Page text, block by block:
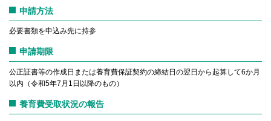
申請方法
必要書類を申込み先に持参
申請期限
公正証書等の作成日または養育費保証契約の締結日の翌日から起算して6か月
以内（令和5年7月1日以降のもの）
養育費受取状況の報告